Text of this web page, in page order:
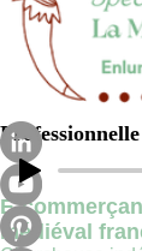
E-
médiéval